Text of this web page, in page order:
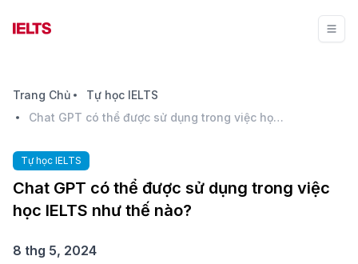
Trang Chủ
Tự học IELTS
Chat GPT có thể được sử dụng trong việc học IELTS như thế nào?
Tự học IELTS
Chat GPT có thể được sử dụng trong việc
học IELTS như thế nào?
8 thg 5, 2024